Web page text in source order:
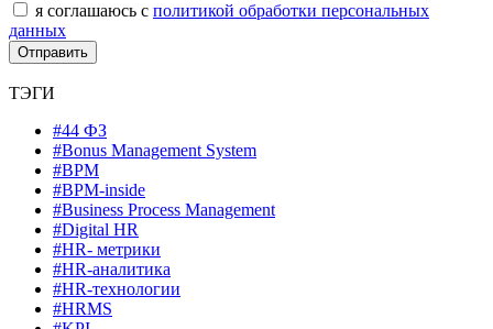
я соглашаюсь с политикой обработки персональных
данных
ТЭГИ
#44 ФЗ
#Bonus Management System
#BPM
#BPM-inside
#Business Process Management
#Digital HR
#HR- метрики
#HR-аналитика
#HR-технологии
#HRMS